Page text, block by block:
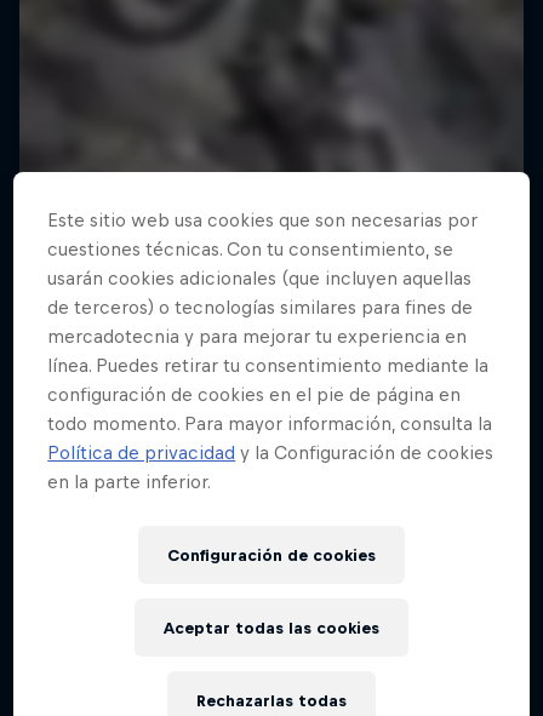
Este sitio web usa cookies que son necesarias por
cuestiones técnicas. Con tu consentimiento, se
usarán cookies adicionales (que incluyen aquellas
de terceros) o tecnologías similares para fines de
mercadotecnia y para mejorar tu experiencia en
línea. Puedes retirar tu consentimiento mediante la
configuración de cookies en el pie de página en
todo momento. Para mayor información, consulta la
Política de privacidad y la Configuración de cookies
en la parte inferior.
Configuración de cookies
Rechazarlas todas
Aceptar todas las cookies